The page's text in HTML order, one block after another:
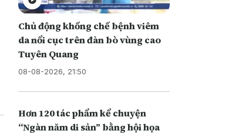
Chủ động khống chế bệnh viêm
da nổi cục trên đàn bò vùng cao
Tuyên Quang
08-08-2026, 21:50
Hơn 120 tác phẩm kể chuyện
“Ngàn năm di sản” bằng hội họa